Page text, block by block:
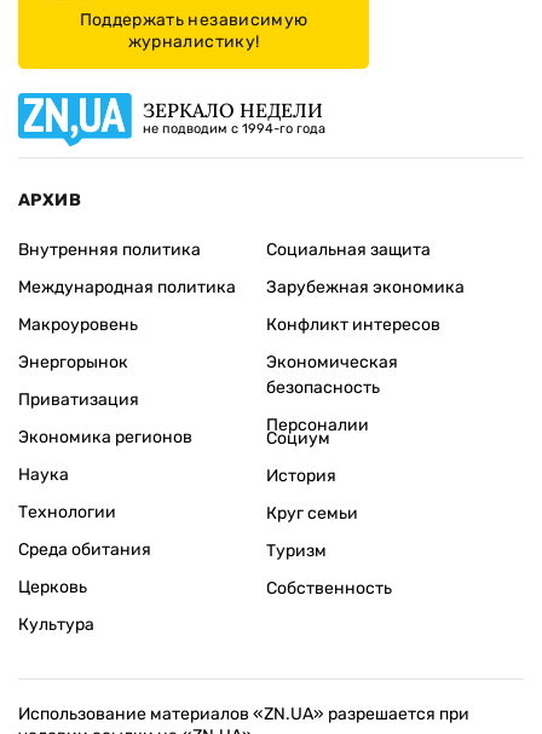
Поддержать независимую
журналистику!
ЗЕРКАЛО НЕДЕЛИ
не подводим с 1994-го года
АРХИВ
Внутренняя политика
Международная политика
Макроуровень
Энергорынок
Приватизация
Экономика регионов
Социальная защита
Зарубежная экономика
Конфликт интересов
Экономическая
безопасность
Персоналии
Наука
Технологии
Среда обитания
Церковь
Культура
Социум
История
Круг семьи
Туризм
Собственность
Использование материалов «ZN.UA» разрешается при